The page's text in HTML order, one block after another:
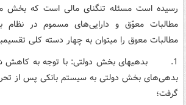
رسیده است مسئله تنگنای مالی است که بخش
مطالبات معوّق و دارایی‌های مسموم در نظام
مطالبات معوق را می­توان به چهار دسته کلی
1. بدهی­های بخش دولتی: با توجه به کاهش
بدهی‌های بخش دولتی به سیستم بانکی پس از
گرفت؛